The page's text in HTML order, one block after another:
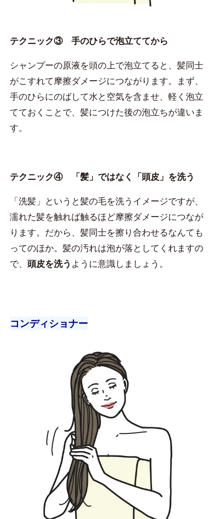
テクニック③ 手のひらで泡立ててから
シャンプーの原液を頭の上で泡立てると、髪同士
がこすれて摩擦ダメージにつながります。まず、
手のひらにのばして水と空気を含ませ、軽く泡立
てておくことで、髪につけた後の泡立ちが違いま
す。
テクニック④ 「髪」ではなく「頭皮」を洗う
「洗髪」というと髪の毛を洗うイメージですが、
濡れた髪を触れば触るほど摩擦ダメージにつなが
ります。だから、髪同士を擦り合わせるなんても
ってのほか。髪の汚れは泡が落としてくれますの
で、 頭皮を洗う ように意識しましょう。
コンディショナー